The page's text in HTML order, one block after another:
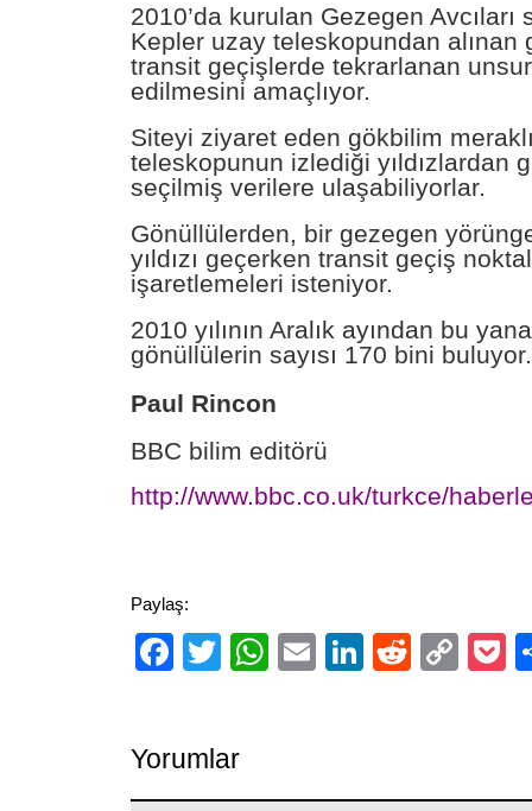
2010’da kurulan Gezegen Avcıları
Kepler uzay teleskopundan alınan
transit geçişlerde tekrarlanan
edilmesini amaçlıyor.
Siteyi ziyaret eden gökbilim
teleskopunun izlediği yıldızlardan
seçilmiş verilere ulaşabiliyorlar.
Gönüllülerden, bir gezegen
yıldızı geçerken transit geçiş
işaretlemeleri isteniyor.
2010 yılının Aralık ayından bu
gönüllülerin sayısı 170 bini buluyor.
Paul Rincon
BBC bilim editörü
http://www.bbc.co.uk/turkce/
Paylaş:
Facebook
TwitterWhatsApp
EmailLinkedIn
Reddit
Yorumlar